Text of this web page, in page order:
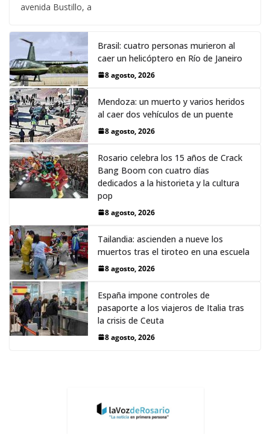
avenida Bustillo, a
Brasil: cuatro personas murieron al
caer un helicóptero en Río de Janeiro
8 agosto, 2026
Mendoza: un muerto y varios heridos
al caer dos vehículos de un puente
8 agosto, 2026
Rosario celebra los 15 años de Crack
Bang Boom con cuatro días
dedicados a la historieta y la cultura
pop
8 agosto, 2026
Tailandia: ascienden a nueve los
muertos tras el tiroteo en una escuela
8 agosto, 2026
España impone controles de
pasaporte a los viajeros de Italia tras
la crisis de Ceuta
8 agosto, 2026